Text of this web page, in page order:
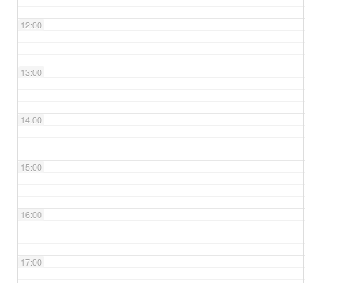
12:00
13:00
14:00
15:00
16:00
17:00